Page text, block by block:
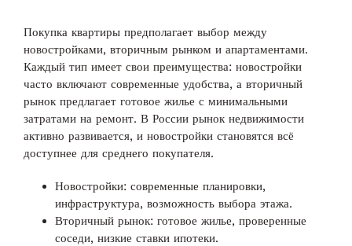
Покупка квартиры предполагает выбор между
новостройками, вторичным рынком и апартаментами.
Каждый тип имеет свои преимущества: новостройки
часто включают современные удобства, а вторичный
рынок предлагает готовое жилье с минимальными
затратами на ремонт. В России рынок недвижимости
активно развивается, и новостройки становятся всё
доступнее для среднего покупателя.
Новостройки: современные планировки,
инфраструктура, возможность выбора этажа.
Вторичный рынок: готовое жилье, проверенные
соседи, низкие ставки ипотеки.